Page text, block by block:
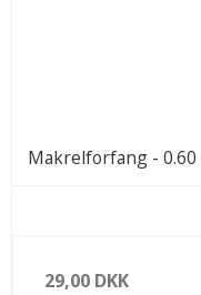
Makrelforfang -
29,00 DKK